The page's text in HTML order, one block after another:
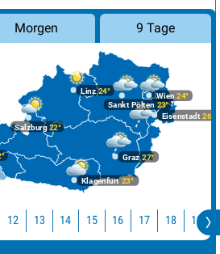
Morgen 9 Tage
Graz27°
Klagenfurt 23°
Linz24°
Salzburg22°
Wien 24°
Eisenstadt 26°
Sankt Pölten 23°
12 13 14 15 16 17 18 19